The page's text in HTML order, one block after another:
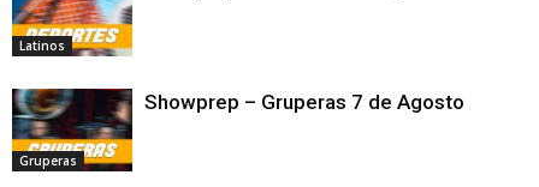
Latinos
Gruperas
Showprep – Gruperas 7 de Agosto